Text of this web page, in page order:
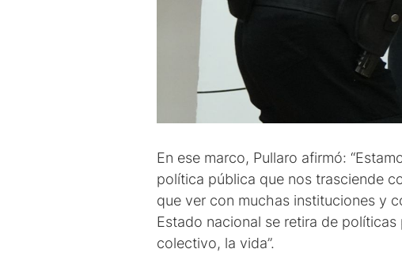
En ese marco, Pullaro afirmó:
política pública que nos trasciende
que ver con muchas instituciones y
Estado nacional se retira de
colectivo, la vida”.